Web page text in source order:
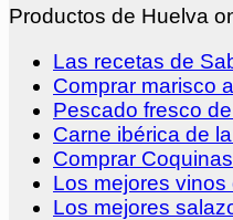
Productos de Huelva
Las recetas de
Comprar marisco
Pescado fresco
Carne ibérica de
Comprar
Los mejores vinos
Los mejores